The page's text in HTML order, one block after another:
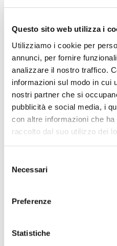
Questo sito web utilizza i
Utilizziamo i cookie per
annunci, per fornire
analizzare il nostro traffico.
informazioni sul modo in cui
nostri partner che si
pubblicità e social media, i
con altre informazioni che
raccolto dal suo utilizzo dei
delNecessari
Preferenze
Statistiche
Ritrovati in Nepal i
c’è anche il teramano
di Rossella Luciani